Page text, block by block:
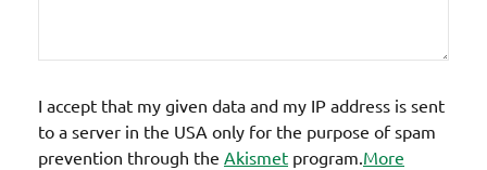
I accept that my given data and my IP address is sent
to a server in the USA only for the purpose of spam
prevention through the Akismet program. More